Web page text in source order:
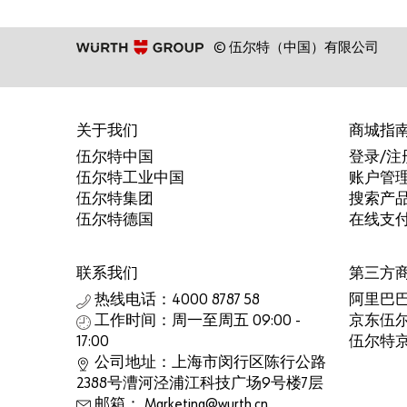
© 伍尔特（中国）有限公司
关于我们
伍尔特中国
伍尔特工业中国
伍尔特集团
伍尔特德国
商城指
登录/注
账户管
搜索产
在线支
联系我们
热线电话：4000 8787 58
工作时间：周一至周五 09:00 -
17:00
公司地址：上海市闵行区陈行公路
2388号漕河泾浦江科技广场9号楼7层
第三方
阿里巴
京东伍
伍尔特